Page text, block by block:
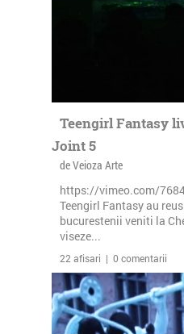
Teengirl Fantasy
Joint 5
de Veioza Arte
https://vimeo.com/
Teengirl Fantasy au
bucurestenii veniti la
viseze...
22 afisari | 0 comentarii